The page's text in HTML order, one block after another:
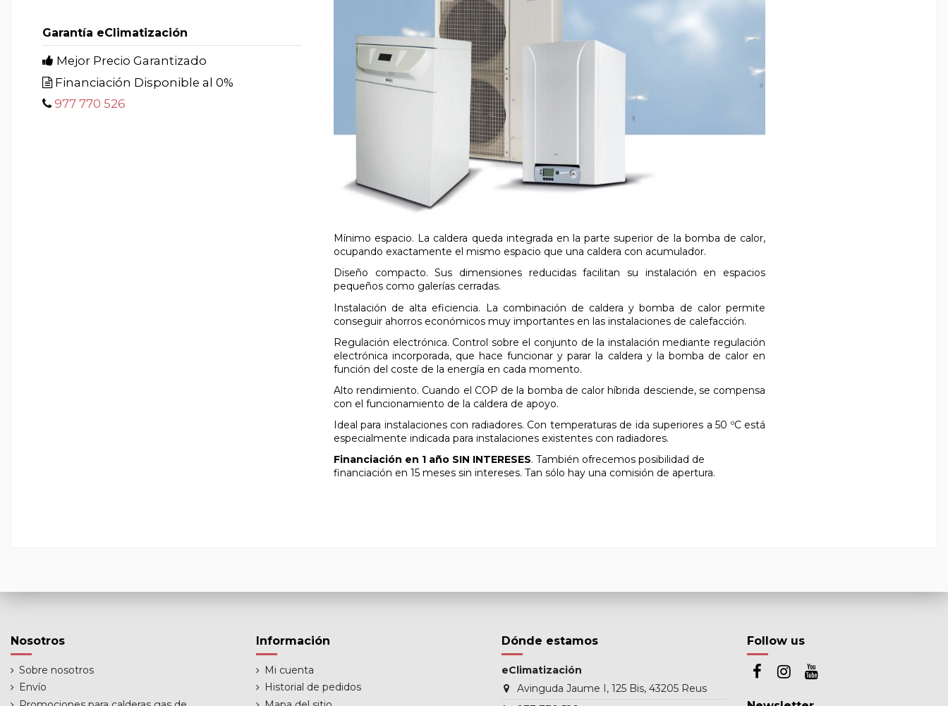
Garantía eClimatización
Mejor Precio Garantizado
Financiación Disponible al 0%
977 770 526
Mínimo espacio. La caldera queda integrada en la parte superior de la bomba de calor,
ocupando exactamente el mismo espacio que una caldera con acumulador.
Diseño compacto. Sus dimensiones reducidas facilitan su instalación en espacios
pequeños como galerías cerradas.
Instalación de alta eficiencia. La combinación de caldera y bomba de calor permite
conseguir ahorros económicos muy importantes en las instalaciones de calefacción.
Regulación electrónica. Control sobre el conjunto de la instalación mediante regulación
electrónica incorporada, que hace funcionar y parar la caldera y la bomba de calor en
función del coste de la energía en cada momento.
Alto rendimiento. Cuando el COP de la bomba de calor híbrida desciende, se compensa
con el funcionamiento de la caldera de apoyo.
Ideal para instalaciones con radiadores. Con temperaturas de ida superiores a 50 ºC está
especialmente indicada para instalaciones existentes con radiadores.
Financiación en 1 año SIN INTERESES. También ofrecemos posibilidad de
financiación en 15 meses sin intereses. Tan sólo hay una comisión de apertura.
Nosotros
Sobre nosotros
Envío
Información
Mi cuenta
Historial de pedidos
Dónde estamos
eClimatización
Avinguda Jaume I, 125 Bis, 43205 Reus
Follow us